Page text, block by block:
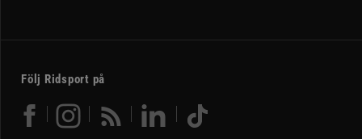
Följ Ridsport på